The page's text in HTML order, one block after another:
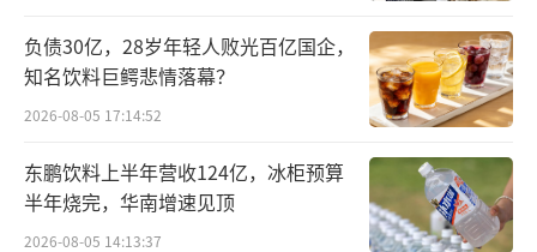
揭的节骨眼，一位朋友突然在闲聊时告诉她，
可以跳过房产中介，直接在银行做贷款，银行
会按照贷款总额的比例，给予她数千至上万元
的“返点”。
通过朋友提供的渠道，蔡娜竟然真的拿到
负债30亿，28岁年轻人败光百亿国企，
知名饮料巨鳄悲情落幕？
2026-08-05 17:14:52
东鹏饮料上半年营收124亿，冰柜预算
半年烧完，华南增速见顶
2026-08-05 14:13:37